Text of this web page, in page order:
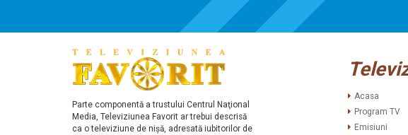
Parte componentă a trustului Centrul Naţional
Media, Televiziunea Favorit ar trebui descrisă
ca o televiziune de nişă, adresată iubitorilor de
Acasa
Program TV
Emisiuni